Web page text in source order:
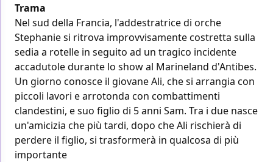
Trama
Nel sud della Francia, l'addestratrice di orche
Stephanie si ritrova improvvisamente costretta sulla
sedia a rotelle in seguito ad un tragico incidente
accadutole durante lo show al Marineland d'Antibes.
Un giorno conosce il giovane Ali, che si arrangia con
piccoli lavori e arrotonda con combattimenti
clandestini, e suo figlio di 5 anni Sam. Tra i due nasce
un'amicizia che più tardi, dopo che Ali rischierà di
perdere il figlio, si trasformerà in qualcosa di più
importante